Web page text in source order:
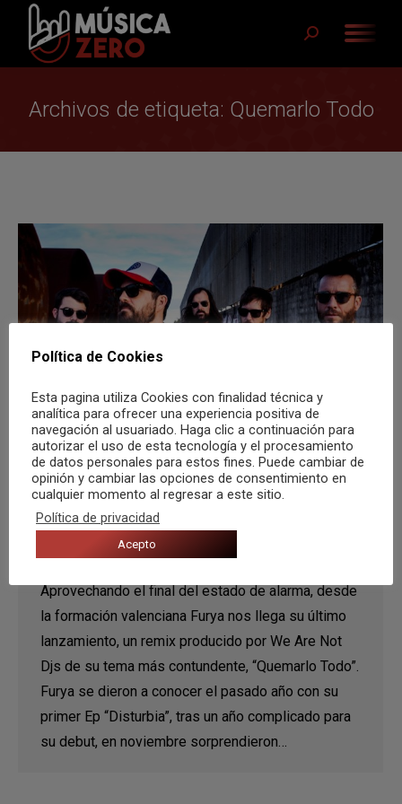
Buscar:
Archivos de etiqueta: Quemarlo Todo
FURYA presenta un remix de
“Quemarlo Todo”
Noticias PorMusica desde Zero 6 junio, 2021
Aprovechando el final del estado de alarma, desde
la formación valenciana Furya nos llega su último
lanzamiento, un remix producido por We Are Not
Djs de su tema más contundente, “Quemarlo Todo”.
Furya se dieron a conocer el pasado año con su
primer Ep “Disturbia”, tras un año complicado para
su debut, en noviembre sorprendieron…
Política de Cookies
Esta pagina utiliza Cookies con finalidad técnica y
analítica para ofrecer una experiencia positiva de
navegación al usuariado. Haga clic a continuación para
autorizar el uso de esta tecnología y el procesamiento
de datos personales para estos fines. Puede cambiar de
opinión y cambiar las opciones de consentimiento en
cualquier momento al regresar a este sitio.
Política de privacidad
Acepto